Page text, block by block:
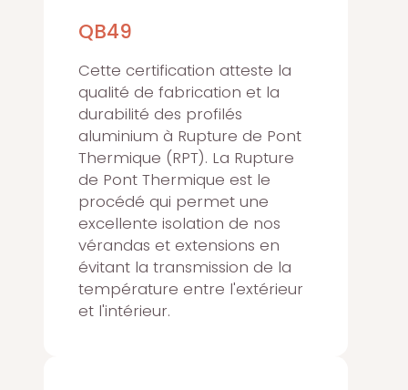
QB49
Cette certification atteste la
qualité de fabrication et la
durabilité des profilés
aluminium à Rupture de Pont
Thermique (RPT). La Rupture
de Pont Thermique est le
procédé qui permet une
excellente isolation de nos
vérandas et extensions en
évitant la transmission de la
température entre l'extérieur
et l'intérieur.